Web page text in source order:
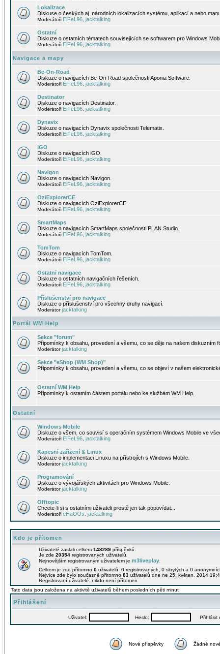
Lokalizace
Diskuse o českých aj. národních lokalizacích systému, aplikací a nebo
Moderátoři EiFeL96 jacktalking
Ostatní
Diskuze o ostatních tématech souvisejících se softwarem pro Windows
Moderátoři EiFeL96 jacktalking
Navigace a mapy
Be-On-Road
Diskuze o navigacích Be-On-Road společnosti Aponia Software.
Moderátoři EiFeL96 jacktalking
Destinator
Diskuze o navigacích Destinator.
Moderátoři EiFeL96 jacktalking
Dynavix
Diskuze o navigacích Dynavix společnosti Telematix.
Moderátoři EiFeL96 jacktalking
iGO
Diskuze o navigacích iGO.
Moderátoři EiFeL96 jacktalking
Navigon
Diskuze o navigacích Navigon.
Moderátoři EiFeL96 jacktalking
OziExplorerCE
Diskuze o navigacích OziExplorerCE.
Moderátoři EiFeL96 jacktalking
SmartMaps
Diskuze o navigacích SmartMaps společnosti PLAN Studio.
Moderátoři EiFeL96 jacktalking
TomTom
Diskuze o navigacích TomTom.
Moderátoři EiFeL96 jacktalking
Ostatní navigace
Diskuze o ostatních navigačních řešeních.
Moderátoři EiFeL96 jacktalking
Příslušenství pro navigace
Diskuze o příslušenství pro všechny druhy navigací.
Moderátorjacktalking
Portál WM Help
Sekce "forum"
Připomínky k obsahu, provedení a všemu, co se děje na našem diskuzním
Moderátorjacktalking
Sekce "eShop (WM Shop)"
Připomínky k obsahu, provedení a všemu, co se objeví v našem
Ostatní WM Help
Připomínky k ostatním částem portálu nebo ke službám WM Help.
Ostatní
Windows Mobile
Diskuze o všem, co souvisí s operačním systémem Windows Mobile ve
Moderátoři EiFeL96 jacktalking
Kapesní zařízení & Linux
Diskuze o implementaci Linuxu na přístrojích s Windows Mobile.
Moderátorjacktalking
Programování
Diskuze o vývojářských aktivitách pro Windows Mobile.
Moderátorjacktalking
Offtopic
Chcete-li si s ostatními uživateli prostě jen tak popovídat...
Moderátoři cHaOOs jacktalking
Kdo je přítomen
Uživatelé zaslali celkem 148289 příspěvků.
Je zde 20354 registrovaných uživatelů.
Nejnovějším registrovaným uživatelem je m3liveplay
Celkem je zde přítomno 0 uživatelů: 0 registrovaných, 0 skrytých a 0
Nejvíce zde bylo současně přítomno 83 uživatelů dne ne 25. květen, 2014
Registrovaní uživatelé: nikdo není přítomen
Tato data jsou založena na aktivitě uživatelů během posledních pěti minut
Přihlášení
Uživatel: Heslo: Přihlásit
Nové příspěvky Žádné